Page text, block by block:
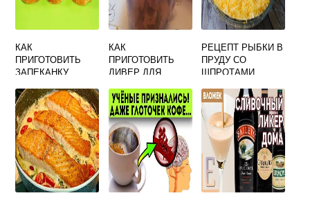
КАК
ПРИГОТОВИТЬ
ЗАПЕКАНКУ
ДУХОВКЕ
КАК
ПРИГОТОВИТЬ
ЛИВЕР ДЛЯ
БАРАНИНЫ
РЕЦЕПТ РЫБКИ В
ПРУДУ СО
ШПРОТАМИ